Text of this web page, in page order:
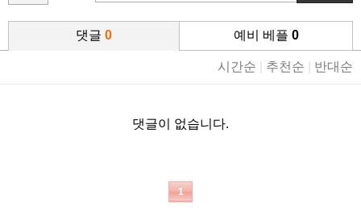
댓글 0 예비 베플 0
시간순 추천순 반대순
댓글이 없습니다.
1